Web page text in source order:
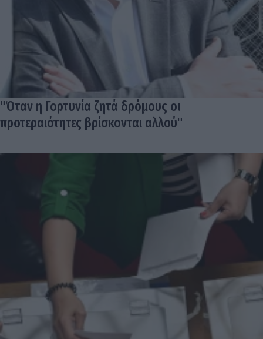
"Όταν η Γορτυνία ζητά δρόμους οι
προτεραιότητες βρίσκονται αλλού"